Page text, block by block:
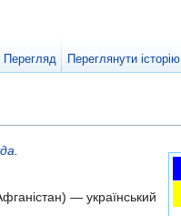
.
— український
Перегляд Переглянути історію